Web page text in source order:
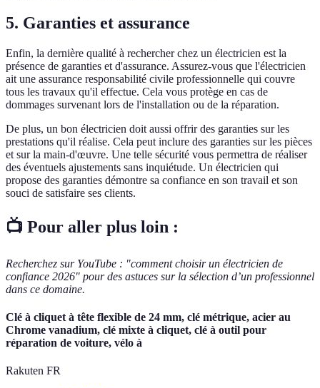
5. Garanties et assurance
Enfin, la dernière qualité à rechercher chez un électricien est la
présence de garanties et d'assurance. Assurez-vous que l'électricien
ait une assurance responsabilité civile professionnelle qui couvre
tous les travaux qu'il effectue. Cela vous protège en cas de
dommages survenant lors de l'installation ou de la réparation.
De plus, un bon électricien doit aussi offrir des garanties sur les
prestations qu'il réalise. Cela peut inclure des garanties sur les pièces
et sur la main-d'œuvre. Une telle sécurité vous permettra de réaliser
des éventuels ajustements sans inquiétude. Un électricien qui
propose des garanties démontre sa confiance en son travail et son
souci de satisfaire ses clients.
📺 Pour aller plus loin :
Recherchez sur YouTube : "comment choisir un électricien de
confiance 2026" pour des astuces sur la sélection d’un professionnel
dans ce domaine.
Clé à cliquet à tête flexible de 24 mm, clé métrique, acier au
Chrome vanadium, clé mixte à cliquet, clé à outil pour
réparation de voiture, vélo à
Rakuten FR